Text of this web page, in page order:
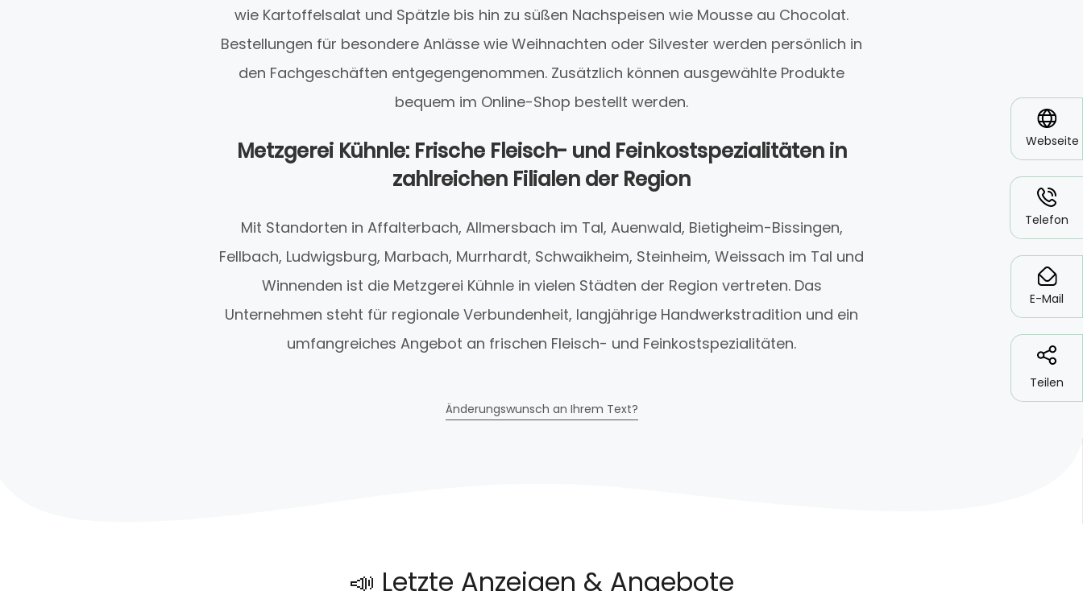
Webseite
Telefon
E-Mail
Teilen
wie Kartoffelsalat und Spätzle bis hin zu süßen Nachspeisen wie Mousse au Chocolat.
Bestellungen für besondere Anlässe wie Weihnachten oder Silvester werden persönlich in
den Fachgeschäften entgegengenommen. Zusätzlich können ausgewählte Produkte
bequem im Online-Shop bestellt werden.
Metzgerei Kühnle: Frische Fleisch- und Feinkostspezialitäten in
zahlreichen Filialen der Region
Mit Standorten in Affalterbach, Allmersbach im Tal, Auenwald, Bietigheim-Bissingen,
Fellbach, Ludwigsburg, Marbach, Murrhardt, Schwaikheim, Steinheim, Weissach im Tal und
Winnenden ist die Metzgerei Kühnle in vielen Städten der Region vertreten. Das
Unternehmen steht für regionale Verbundenheit, langjährige Handwerkstradition und ein
umfangreiches Angebot an frischen Fleisch- und Feinkostspezialitäten.
Änderungswunsch an Ihrem Text?